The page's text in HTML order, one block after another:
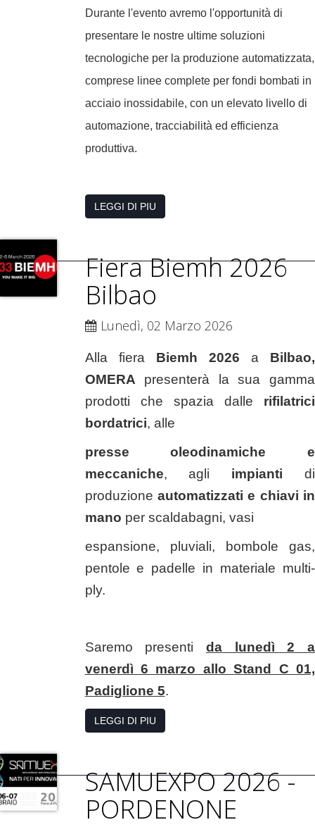
Durante l'evento avremo l'opportunità di
presentare le nostre ultime soluzioni
tecnologiche per la produzione automatizzata,
comprese linee complete per fondi bombati in
acciaio inossidabile, con un elevato livello di
automazione, tracciabilità ed efficienza
produttiva.
LEGGI DI PIU
Fiera Biemh 2026
Bilbao
Lunedì, 02 Marzo 2026
Alla fiera Biemh 2026 a Bilbao,
OMERA presenterà la sua gamma
prodotti che spazia dalle rifilatrici
bordatrici, alle
presseoleodinamiche e
meccaniche, agli impianti di
produzione automatizzati e chiavi in
mano per scaldabagni, vasi
espansione, pluviali, bombole gas,
pentole e padelle in materiale multi-
ply.
Saremo presenti da lunedì 2 a
venerdì 6 marzo allo Stand C 01,
Padiglione 5.
LEGGI DI PIU
SAMUEXPO 2026 -
PORDENONE